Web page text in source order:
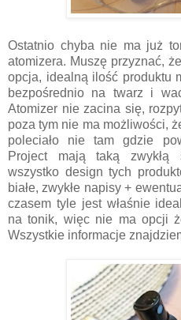
Ostatnio chyba nie ma już
atomizera. Muszę przyznać,
opcja, idealną ilość produktu
bezpośrednio na twarz i
Atomizer nie zacina się,
poza tym nie ma możliwości,
poleciało nie tam gdzie
Project mają taką
wszystko design tych
białe, zwykłe napisy +
czasem tyle jest właśnie
na tonik, więc nie ma opcji
Wszystkie informacje